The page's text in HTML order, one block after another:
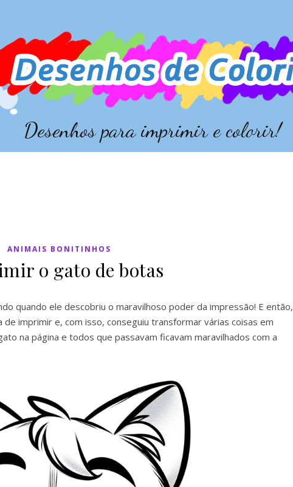
Desenhos para imprimir e colorir!
ANIMAIS BONITINHOS
o gato de botas
quando ele descobriu o maravilhoso poder da impressão! E então,
imprimir e, com isso, conseguiu transformar várias coisas em
na página e todos que passavam ficavam maravilhados com a